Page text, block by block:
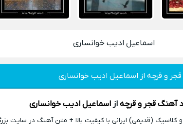
اسماعیل ادیب خوانساری
قجر و قرچه از اسماعیل ادیب خوانساری
آهنگقجر و قرچهازاسماعیل ادیب خوانساری
(قدیمی) ایرانی با کیفیت بالا + متن آهنگ در سایت